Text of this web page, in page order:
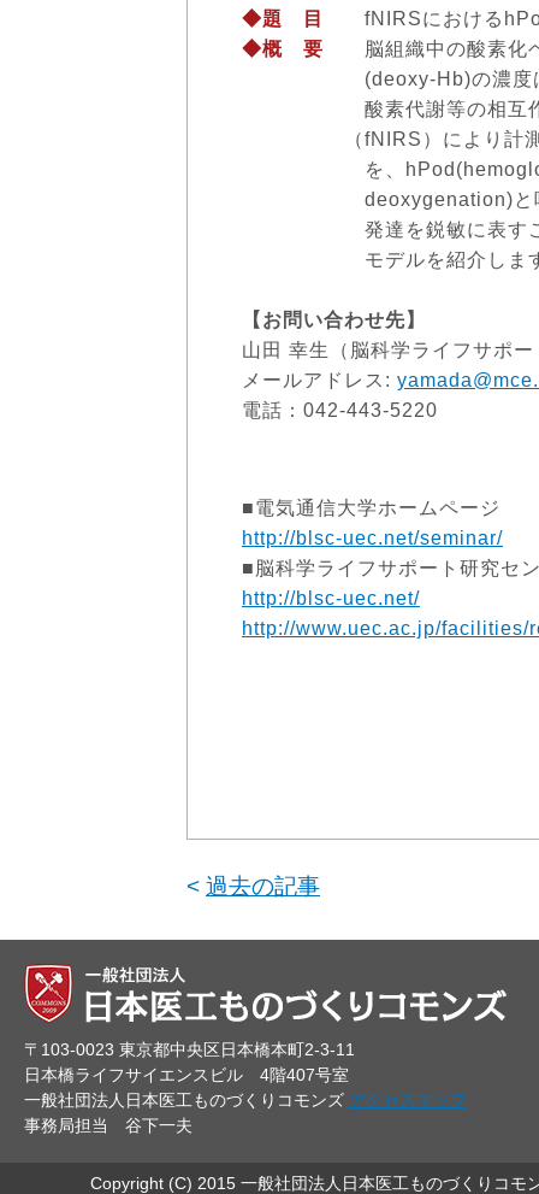
◆題 目
fNIRSにおける
◆概 要 脳組織中の酸素化ヘ
(deoxy-Hb)の濃度は、自
酸素代謝等の相互作用を
（fNIRS）により計測さ
を、hPod(hemoglobin
deoxygenation)と呼び、
発達を鋭敏に表すことを
モデルを紹介しま
【お問い合わせ先】
山田 幸生（脳科学ライフサポ
メールアドレス:
電話：042-443-5220
■電気通信大学ホームページ
http://blsc-uec.net/seminar/
■脳科学ライフサポート研究セ
http://blsc-uec.net/
http://www.uec.ac.jp/facilities/
< 過去の記事
〒103-0023 東京都中央区日本橋本町2-3-11
日本橋ライフサイエンスビル 4階407号室
一般社団法人日本医工ものづくりコモンズ アクセスマップ
事務局担当 谷下一夫
Copyright (C) 2015 一般社団法人日本医工ものづくりコ